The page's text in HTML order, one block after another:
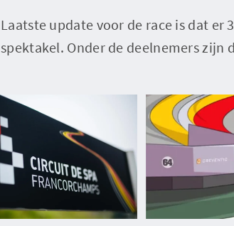
Laatste update voor de race is dat er
spektakel. Onder de deelnemers zijn